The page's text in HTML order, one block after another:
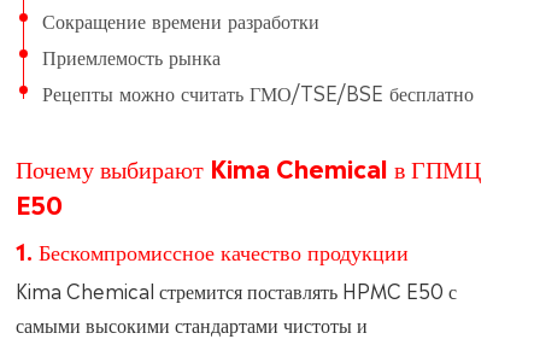
Сокращение времени разработки
Приемлемость рынка
Рецепты можно считать ГМО/TSE/BSE бесплатно
Почему выбирают Kima Chemical в ГПМЦ
E50
1. Бескомпромиссное качество продукции
Kima Chemical стремится поставлять HPMC E50 с
самыми высокими стандартами чистоты и